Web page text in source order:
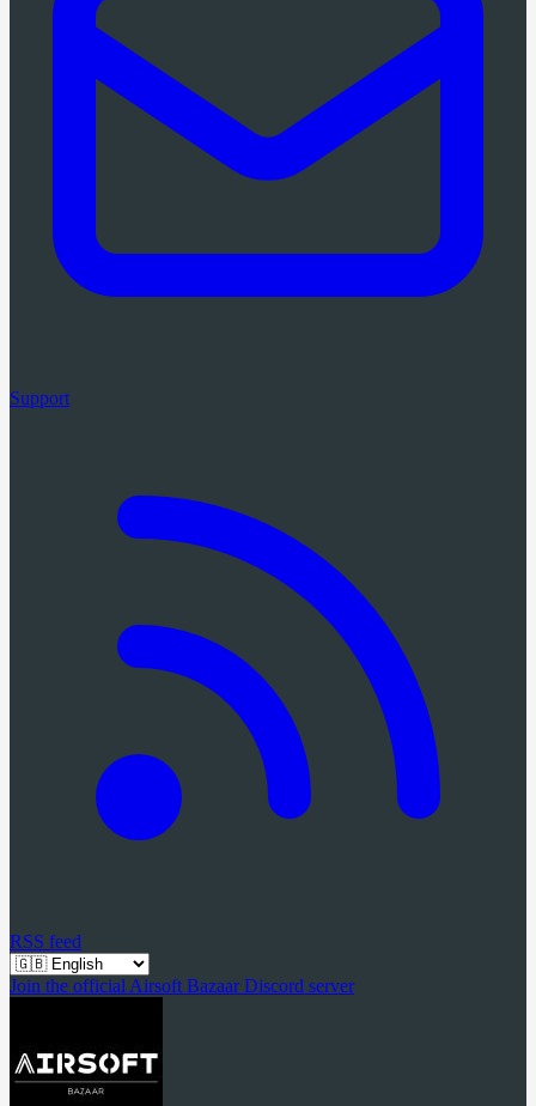
Support
RSS feed
Join the official Airsoft Bazaar Discord server